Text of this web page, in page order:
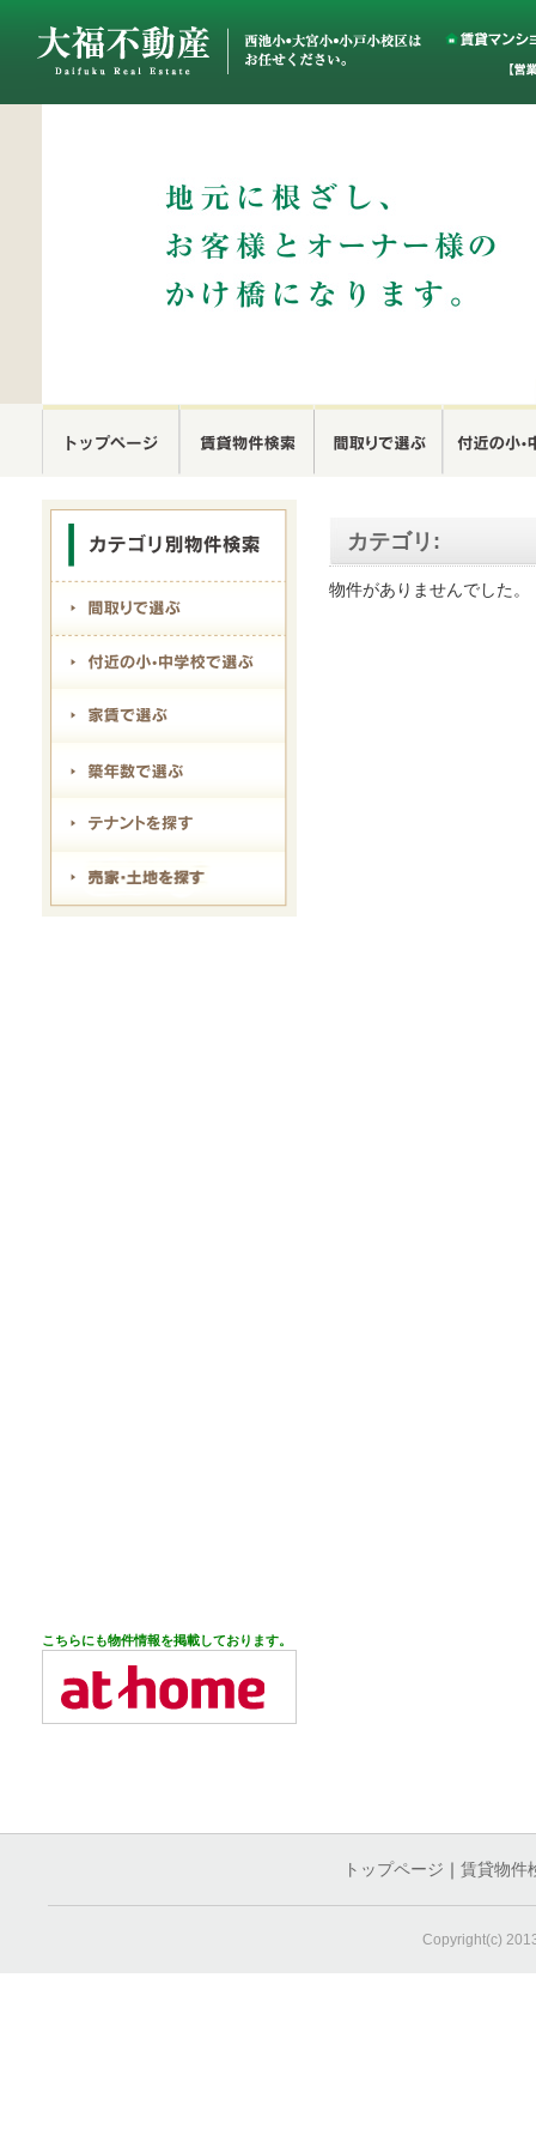
カテゴリ:
物件がありませんでした。
こちらにも物件情報を掲載しております。
トップページ ｜ 賃貸物件
Copyright(c)